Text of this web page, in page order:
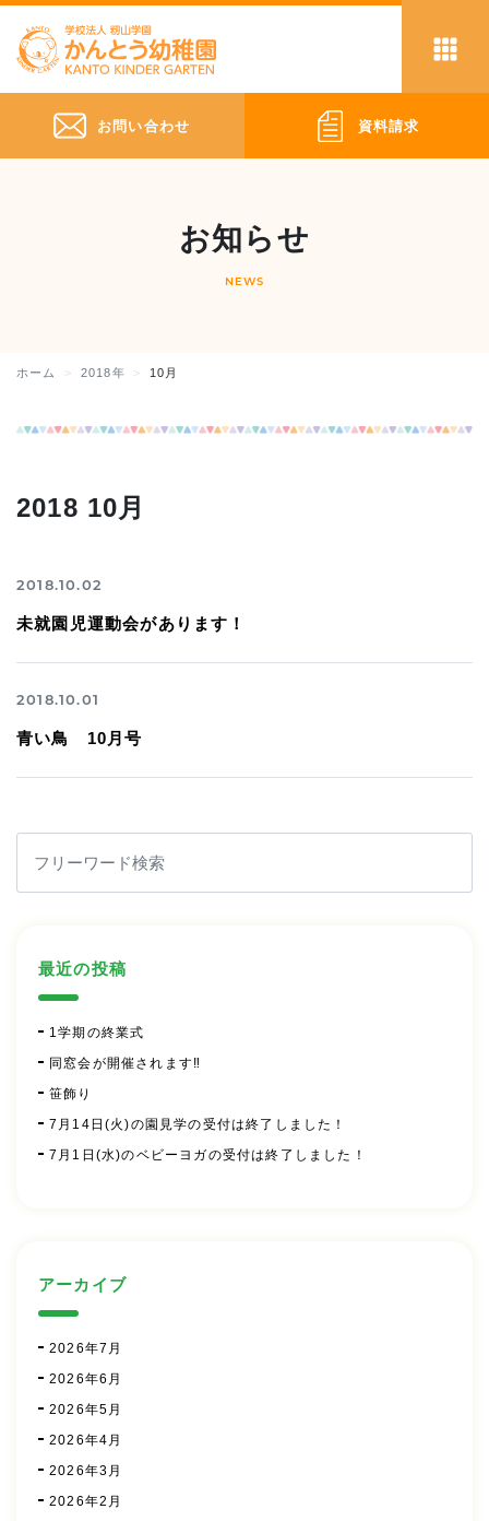
お問い合わせ 資料請求
お知らせ
NEWS
ホーム 2018年 10月
2018 10月
2018.10.02
未就園児運動会があります！
2018.10.01
青い鳥 10月号
最近の投稿
1学期の終業式
同窓会が開催されます‼
笹飾り
7月14日(火)の園見学の受付は終了しました！
7月1日(水)のベビーヨガの受付は終了しました！
アーカイブ
2026年7月
2026年6月
2026年5月
2026年4月
2026年3月
2026年2月